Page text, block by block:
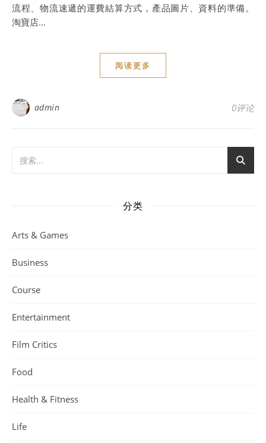
流程、物流速遞的運費結算方式，產品圖片、資料的準備。
淘寶店…
阅读更多
admin 0评论
分类
Arts & Games
Business
Course
Entertainment
Film Critics
Food
Health & Fitness
Life